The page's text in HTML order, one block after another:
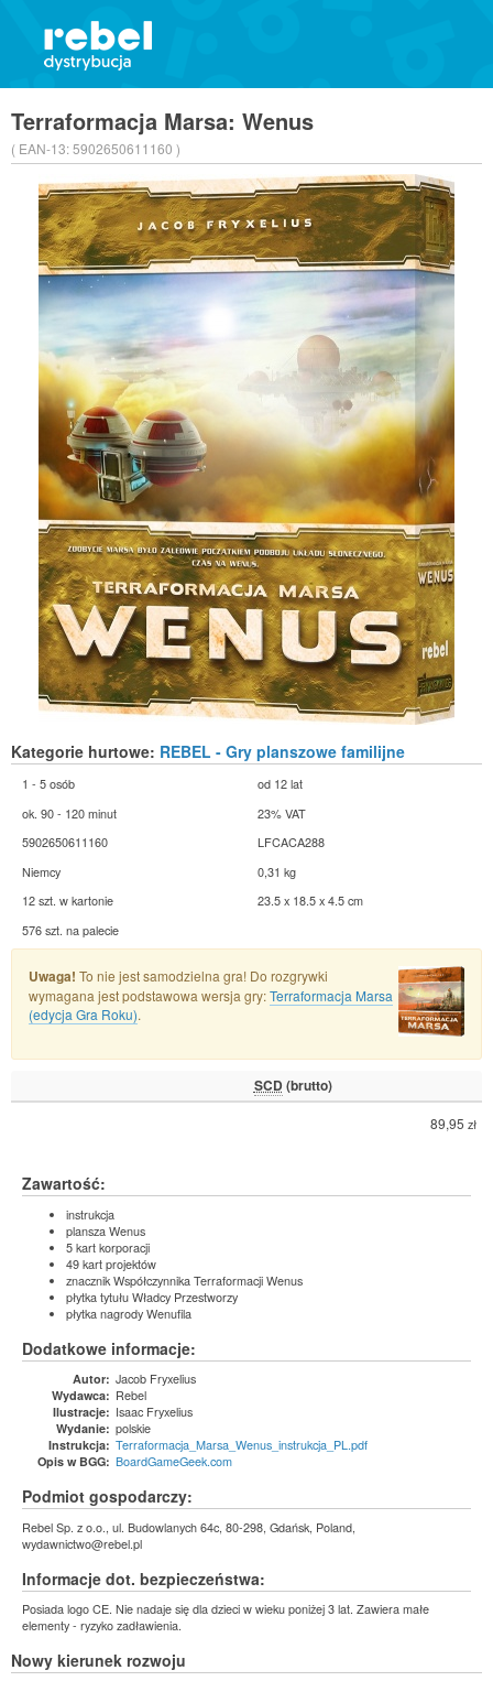
Terraformacja Marsa: Wenus
( EAN-13:5902650611160 )
Kategorie hurtowe: REBEL - Gry planszowe familijne
1 - 5 osób
od 12 lat
ok. 90 - 120 minut
23% VAT
5902650611160
LFCACA288
Niemcy
0,31 kg
12 szt. w kartonie
23.5 x 18.5 x 4.5 cm
576 szt. na palecie
Uwaga! To nie jest samodzielna gra! Do rozgrywki
wymagana jest podstawowa wersja gry:Terraformacja Marsa
(edycja Gra Roku).
SCD (brutto)
89,95 zł
Zawartość:
instrukcja
plansza Wenus
5 kart korporacji
49 kart projektów
znacznik Współczynnika Terraformacji Wenus
płytka tytułu Władcy Przestworzy
płytka nagrody Wenufila
Dodatkowe informacje:
Autor: Jacob Fryxelius
Wydawca: Rebel
Ilustracje: Isaac Fryxelius
Wydanie: polskie
Instrukcja: Terraformacja_Marsa_Wenus_instrukcja_PL.pdf
Opis w BGG: BoardGameGeek.com
Podmiot gospodarczy:
Rebel Sp. z o.o., ul. Budowlanych 64c, 80-298, Gdańsk, Poland,
wydawnictwo@rebel.pl
Informacje dot. bezpieczeństwa:
Posiada logo CE. Nie nadaje się dla dzieci w wieku poniżej 3 lat. Zawiera małe
elementy - ryzyko zadławienia.
Nowy kierunek rozwoju